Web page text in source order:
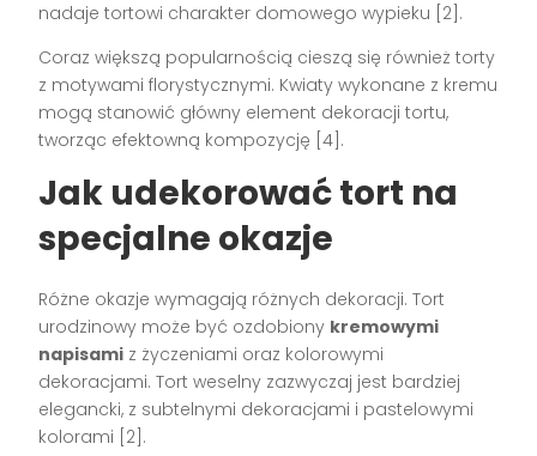
nadaje tortowi charakter domowego wypieku [2].
Coraz większą popularnością cieszą się również torty
z motywami florystycznymi. Kwiaty wykonane z kremu
mogą stanowić główny element dekoracji tortu,
tworząc efektowną kompozycję [4].
Jak udekorować tort na
specjalne okazje
Różne okazje wymagają różnych dekoracji. Tort
urodzinowy może być ozdobiony kremowymi
napisami z życzeniami oraz kolorowymi
dekoracjami. Tort weselny zazwyczaj jest bardziej
elegancki, z subtelnymi dekoracjami i pastelowymi
kolorami [2].